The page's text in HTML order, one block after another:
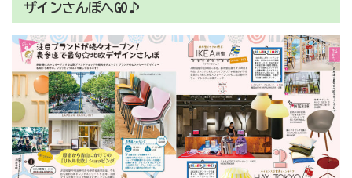
ザインさんぽへGO♪